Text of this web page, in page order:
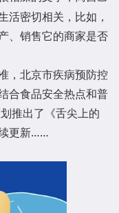
活密切相关，比如，
、销售它的商家是否
，北京市疾病预防控
合食品安全热点和普
推出了《舌尖上的
更新……